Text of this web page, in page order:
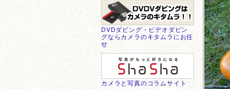
DVDダビング・ビデオダビン
グならカメラのキタムラにお任
せ
カメラと写真のコラムサイト